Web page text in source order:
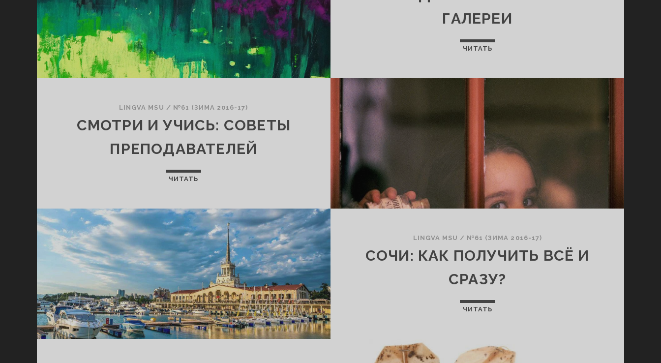
ГАЛЕРЕИ
ЧИТАТЬ
LINGVA MSU / №61 (ЗИМА 2016-17)
СМОТРИ И УЧИСЬ: СОВЕТЫ
ПРЕПОДАВАТЕЛЕЙ
ЧИТАТЬ
LINGVA MSU / №61 (ЗИМА 2016-17)
СОЧИ: КАК ПОЛУЧИТЬ ВСЁ И
СРАЗУ?
ЧИТАТЬ